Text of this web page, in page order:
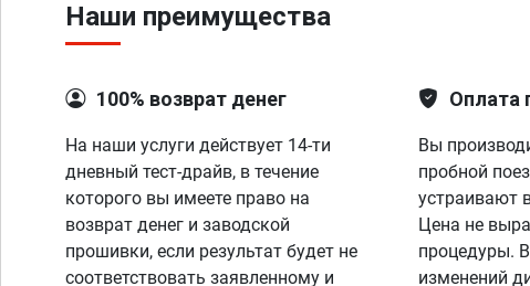
Наши преимущества
100% возврат денег
На наши услуги действует 14-ти
дневный тест-драйв, в течение
которого вы имеете право на
возврат денег и заводской
прошивки, если результат будет не
соответствовать заявленному и
Оплата
Вы
пробной
устраивают
Цена не
процедуры.
изменений